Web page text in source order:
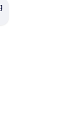
precio